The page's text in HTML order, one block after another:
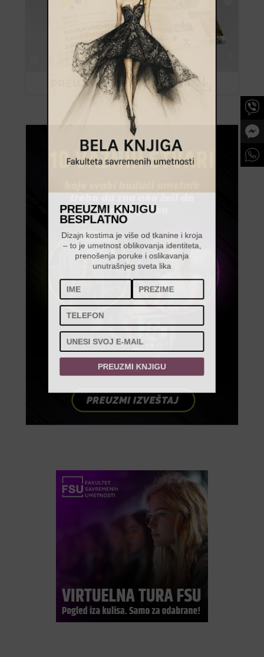
PREUZMI KNJIGU
BESPLATNO
Dizajn kostima je više od tkanine i kroja
– to je umetnost oblikovanja identiteta,
prenošenja poruke i oslikavanja
unutrašnjeg sveta lika
PREUZMI KNJIGU